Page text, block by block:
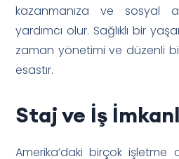
kazanmanıza ve sosyal
yardımcı olur. Sağlıklı bir
zaman yönetimi ve düzenli
esastır.
Staj ve İş
Amerika’daki birçok işletme